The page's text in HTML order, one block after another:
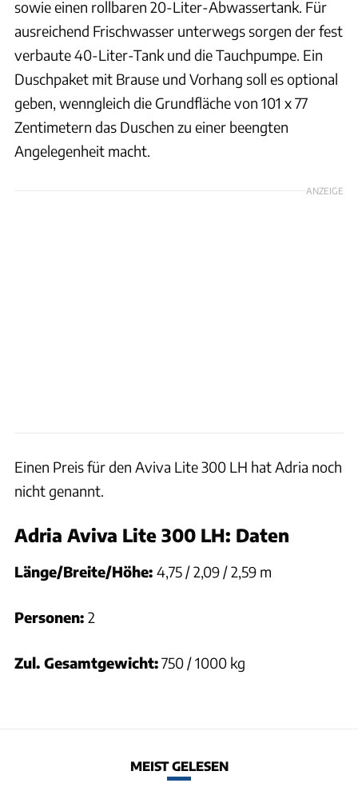
sowie einen rollbaren 20-Liter-Abwassertank. Für
ausreichend Frischwasser unterwegs sorgen der fest
verbaute 40-Liter-Tank und die Tauchpumpe. Ein
Duschpaket mit Brause und Vorhang soll es optional
geben, wenngleich die Grundfläche von 101 x 77
Zentimetern das Duschen zu einer beengten
Angelegenheit macht.
ANZEIGE
Einen Preis für den Aviva Lite 300 LH hat Adria noch
nicht genannt.
Adria Aviva Lite 300 LH: Daten
Länge/Breite/Höhe: 4,75 / 2,09 / 2,59 m
Personen: 2
Zul. Gesamtgewicht:750 / 1000 kg
MEIST GELESEN